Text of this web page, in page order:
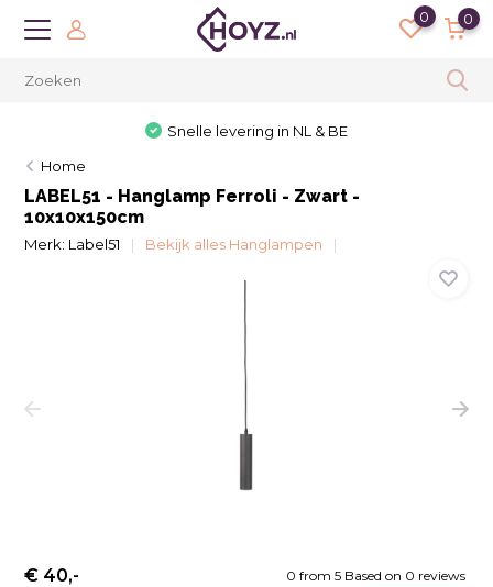
0 0
Snelle levering in NL & BE
Home
LABEL51 - Hanglamp Ferroli - Zwart -
10x10x150cm
Merk: Label51 Bekijk alles Hanglampen
0 from 5 Based on 0 reviews
€ 40,-